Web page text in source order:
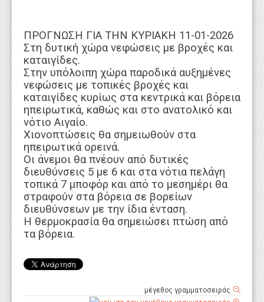
ΠΡΟΓΝΩΣΗ ΓΙΑ ΤΗΝ ΚΥΡΙΑΚΗ 11-01-2026
Στη δυτική χώρα νεφώσεις με βροχές και
καταιγίδες.
Στην υπόλοιπη χώρα παροδικά αυξημένες
νεφώσεις με τοπικές βροχές και
καταιγίδες κυρίως στα κεντρικά και βόρεια
ηπειρωτικά, καθώς και στο ανατολικό και
νότιο Αιγαίο.
Χιονοπτώσεις θα σημειωθούν στα
ηπειρωτικά ορεινά.
Οι άνεμοι θα πνέουν από δυτικές
διευθύνσεις 5 με 6 και στα νότια πελάγη
τοπικά 7 μποφόρ και από το μεσημέρι θα
στραφούν στα βόρεια σε βορείων
διευθύνσεων με την ίδια ένταση.
Η θερμοκρασία θα σημειώσει πτώση από
τα βόρεια.
μέγεθος γραμματοσειράς